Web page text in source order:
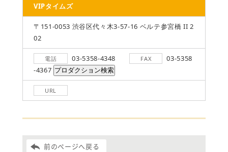
VIPタイムズ
〒151-0053 渋谷区代々木3-57-16 ベルテ参宮橋 II 2
02
電話 03-5358-4348 FAX
03-5358
-4367
URL
前のページへ戻る